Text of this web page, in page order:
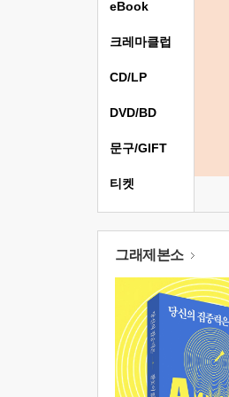
eBook
크레마클럽
CD/LP
DVD/BD
문구/GIFT
티켓
그래제본소